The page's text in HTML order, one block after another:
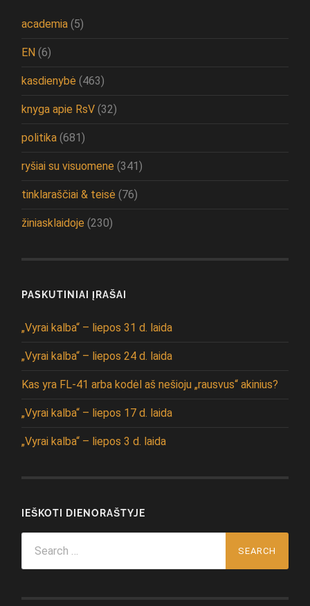
academia (5)
EN (6)
kasdienybė (463)
knyga apie RsV (32)
politika (681)
ryšiai su visuomene (341)
tinklaraščiai & teisė (76)
žiniasklaidoje (230)
PASKUTINIAI ĮRAŠAI
„Vyrai kalba“ – liepos 31 d. laida
„Vyrai kalba“ – liepos 24 d. laida
Kas yra FL-41 arba kodėl aš nešioju „rausvus“ akinius?
„Vyrai kalba“ – liepos 17 d. laida
„Vyrai kalba“ – liepos 3 d. laida
IEŠKOTI DIENORAŠTYJE
for: